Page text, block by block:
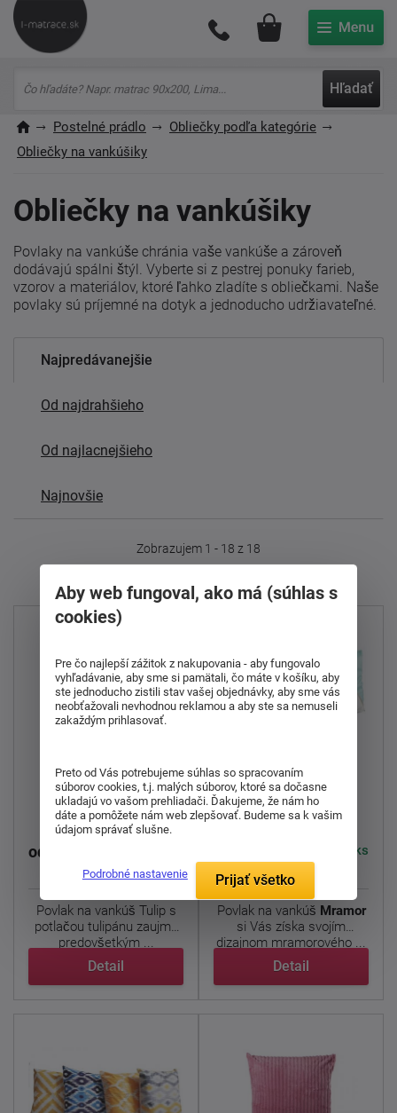
Hľadať
Môj účet
Postelné prádlo
Obliečky podľa kategórie
Obliečky na vankúšiky
Obliečky na vankúšiky
Povlaky na vankúše chránia vaše vankúše a zároveň
dodávajú spálni štýl. Vyberte si z pestrej ponuky farieb,
vzorov a materiálov, ktoré ľahko zladíte s obliečkami. Naše
povlaky sú príjemné na dotyk a jednoducho udržiavateľné.
Najpredávanejšie
Od najdrahšieho
Od najlacnejšieho
Najnovšie
Zobrazujem 1 - 18 z 18
Povlak na vankúš
Tulip
od
Povlak na vankúš Tulip s
potlačou tulipánu zaujme
predovšetkým ...
Detail
Povlak na vankúš
Mramor
Skladom 1 ks
Povlak na vankúš Mramor
si Vás získa svojím
dizajnom mramorového ...
Detail
Aby web fungoval, ako má (súhlas s
cookies)
Pre čo najlepší zážitok z nakupovania - aby fungovalo
vyhľadávanie, aby sme si pamätali, čo máte v košíku, aby
ste jednoducho zistili stav vašej objednávky, aby sme vás
neobťažovali nevhodnou reklamou a aby ste sa nemuseli
zakaždým prihlasovať.
Preto od Vás potrebujeme súhlas so spracovaním
súborov cookies, t.j. malých súborov, ktoré sa dočasne
ukladajú vo vašom prehliadači. Ďakujeme, že nám ho
dáte a pomôžete nám web zlepšovať. Budeme sa k vašim
údajom správať slušne.
Podrobné nastavenie Prijať všetko